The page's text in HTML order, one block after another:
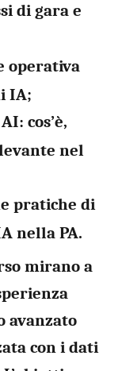
di gara e
operativa
IA;
cos’è,
nel
pratiche di
nella PA.
mirano a
avanzato
con i dati